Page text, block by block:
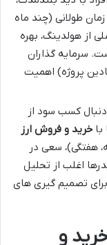
طولانی (چند ماه
از هولدینگ، بهره
سرمایه گذاران
پروژه) اهمیت
کسب سود از
خرید و فروش ارز
هفتگی)، سعی در
اغلب از تحلیل
تصمیم گیری های
و